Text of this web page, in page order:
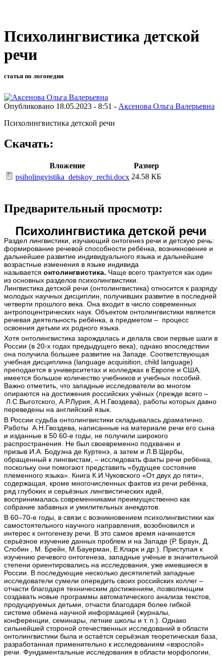
Психолингвистика детской
речи
статья по логопедии
Опубликовано 18.05.2023 - 8:51 - Аксенова Ольга Валерьевна
Психолингвистика детской речи
Скачать:
Вложение
Размер
psiholingvistika_detskoy_rechi.docx 24.58 КБ
Предварительный просмотр:
Психолингвистика детской речи
Раздел лингвистики, изучающий онтогенез речи и детскую речь:
формирование речевой способности ребёнка, возникновение и
дальнейшее развитие индивидуального языка и дальнейшие
возрастные изменения в языке индивида
называется онтолингвистика. Чаще всего трактуется как один
из основных разделов психолингвистики.
Лингвистика детской речи (онтолингвистика) относится к разряду
молодых научных дисциплин, получивших развитие в последней
четверти прошлого века. Она входит в число современных
антропоцентрических наук. Объектом онтолингвистики является
речевая деятельность ребёнка, а предметом – процесс
освоения детьми их родного языка.
Хотя онтолингвистика зарождалась и делала свои первые шаги в
России (в 20-х годах предыдущего века), однако впоследствии
она получила большее развитие на Западе. Соответствующая
учебная дисциплина (language acquisition, сhild language)
преподается в университетах и колледжах в Европе и США,
имеется большое количество учебников и учебных пособий.
Важно отметить, что западные исследователи во многом
опираются на достижения российских учёных (прежде всего –
Л.С.Выготского, А.Р.Лурия, А.Н.Гвоздева), работы которых давно
переведены на английский язык.
В России судьба онтолингвистики складывалась драматично.
Работы А.Н.Гвоздева, написанные на материале речи его сына
и изданные в 50 60-е годы, не получили широкого
распространения. Не был своевременно подхвачен и
призыв И.А. Бодуэна де Куртенэ, а затем и Л.В.Щербы,
обращенный к лингвистам, – исследовать факты речи ребёнка,
поскольку они помогают представить «будущее состояние
племенного языка». Книга К.И.Чуковского «От двух до пяти»,
содержащая, кроме многочисленных фактов из речи ребёнка,
ряд глубоких и серьёзных лингвистических идей,
воспринималась современниками преимущественно как
собрание забавных и умилительных анекдотов.
В 60–70-е годы, в связи с возникновением психолингвистики как
самостоятельного научного направления, возобновился и
интерес к онтогенезу речи. В это самое время начинается
серьёзное изучение данных проблем и на Западе (Р. Браун, Д.
Слобин , М. Брейн, М.Бауерман, Е.Кларк и др.). Приступая к
изучению речевого онтогенеза, западные учёные в значительной
степени ориентировались на исследования, уже имевшиеся в
России. В последующие несколько десятилетий западные
исследователи сумели опередить своих российских коллег –
отчасти благодаря техническим достижениям, позволяющим
создавать новые программы автоматического анализа текстов,
продуцируемых детьми, отчасти благодаря более гибкой
системе обмена научной информацией (журналы,
конференции, семинары, летние школы и т. п.). Однако
сильнейшей стороной отечественных исследований в области
онтолингвистики была и остаётся серьёзная теоретическая база,
разработанная применительно к исследованиям «взрослой»
речи. Фундаментальные исследования в области морфологии,